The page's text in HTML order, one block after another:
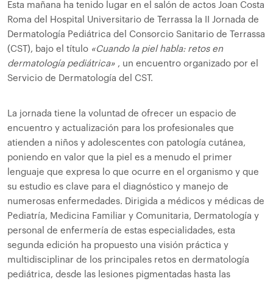
Esta mañana ha tenido lugar en el salón de actos Joan Costa
Roma del Hospital Universitario de Terrassa la II Jornada de
Dermatología Pediátrica del Consorcio Sanitario de Terrassa
(CST), bajo el título «Cuando la piel habla: retos en
dermatología pediátrica» , un encuentro organizado por el
Servicio de Dermatología del CST.
La jornada tiene la voluntad de ofrecer un espacio de
encuentro y actualización para los profesionales que
atienden a niños y adolescentes con patología cutánea,
poniendo en valor que la piel es a menudo el primer
lenguaje que expresa lo que ocurre en el organismo y que
su estudio es clave para el diagnóstico y manejo de
numerosas enfermedades. Dirigida a médicos y médicas de
Pediatría, Medicina Familiar y Comunitaria, Dermatología y
personal de enfermería de estas especialidades, esta
segunda edición ha propuesto una visión práctica y
multidisciplinar de los principales retos en dermatología
pediátrica, desde las lesiones pigmentadas hasta las